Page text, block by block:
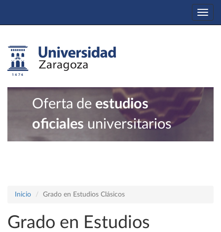
Oferta de estudios
oficiales universitarios
Inicio Grado en Estudios Clásicos
Grado en Estudios